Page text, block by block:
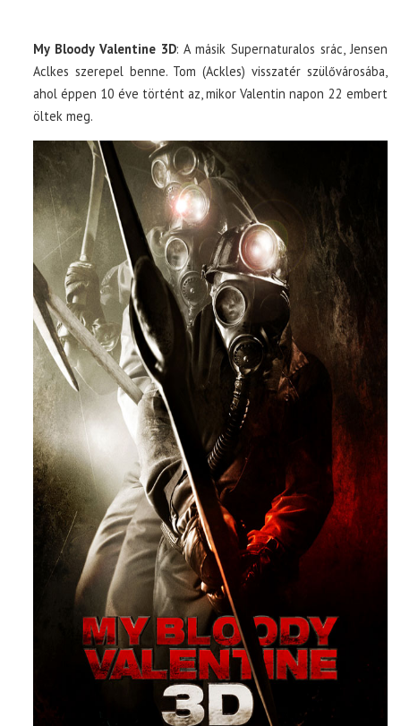
My Bloody Valentine 3D: A másik Supernaturalos srác, Jensen
Aclkes szerepel benne. Tom (Ackles) visszatér szülővárosába,
ahol éppen 10 éve történt az, mikor Valentin napon 22 embert
öltek meg.